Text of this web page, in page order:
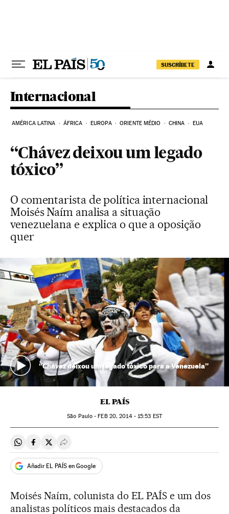
SUSCRÍBETE
Internacional
AMÉRICA LATINA ÁFRICA EUROPA ORIENTE MÉDIO CHINA EUA
“Chávez deixou um legado
tóxico”
O comentarista de política internacional
Moisés Naím analisa a situação
venezuelana e explica o que a oposição
quer
“Chávez deixou um legado tóxico para a Venezuela”
EL PAÍS
São Paulo -FEB20, 2014 - 15:53 EST
Compartir en Whatsapp
Compartir en Facebook
Compartir en Twitter
Desplegar Redes Sociales
Añadir EL PAÍS en Google
Moisés Naím, colunista do EL PAÍS e um dos
analistas políticos mais destacados da